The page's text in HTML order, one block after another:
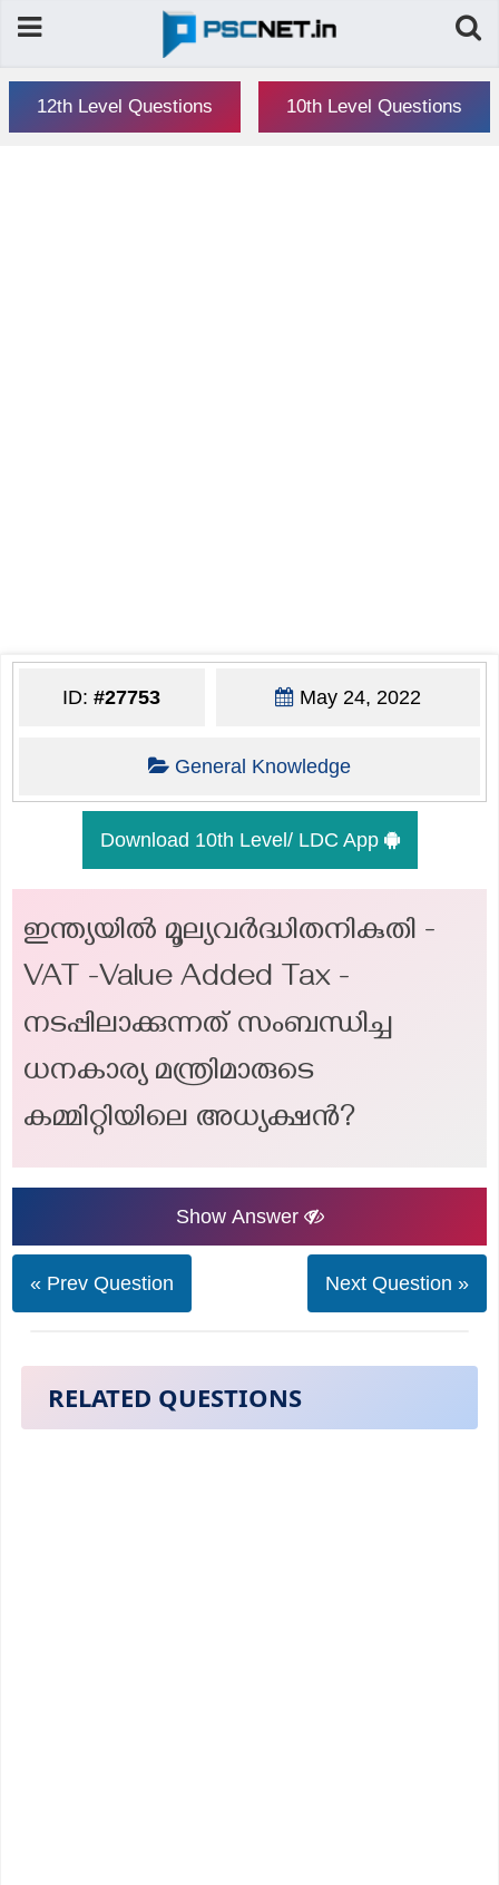
12th Level Questions 10th Level Questions
ID:#27753 May 24, 2022
General Knowledge
Download 10th Level/ LDC App
ഇന്ത്യയിൽ മൂല്യവർദ്ധിതനികുതി -
VAT -Value Added Tax -
നടപ്പിലാക്കുന്നത് സംബന്ധിച്ച
ധനകാര്യ മന്ത്രിമാരുടെ
കമ്മിറ്റിയിലെ അധ്യക്ഷൻ?
Show Answer
« Prev Question Next Question »
RELATED QUESTIONS